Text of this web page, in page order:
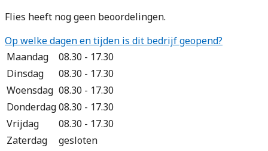
Flies heeft nog geen beoordelingen.
Op welke dagen en tijden is dit bedrijf geopend?
Maandag
08.30 - 17.30
Dinsdag
08.30 - 17.30
Woensdag 08.30 - 17.30
Donderdag08.30 - 17.30
Vrijdag
08.30 - 17.30
Zaterdag
gesloten